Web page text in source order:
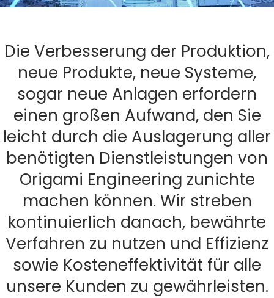
Die Verbesserung der Produktion,
neue Produkte, neue Systeme,
sogar neue Anlagen erfordern
einen großen Aufwand, den Sie
leicht durch die Auslagerung aller
benötigten Dienstleistungen von
Origami Engineering zunichte
machen können. Wir streben
kontinuierlich danach, bewährte
Verfahren zu nutzen und Effizienz
sowie Kosteneffektivität für alle
unsere Kunden zu gewährleisten.